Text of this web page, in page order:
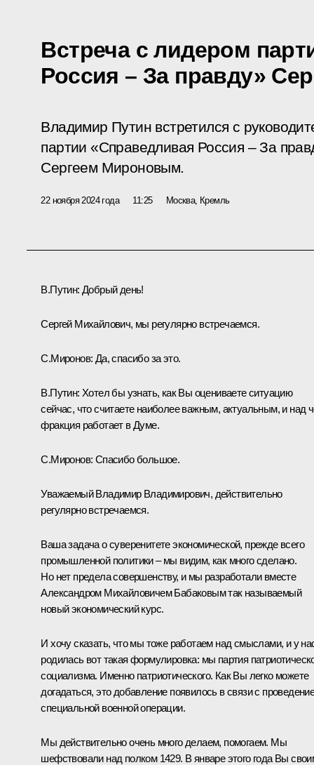
Встреча с лидером
Россия – За правду»
Владимир Путин встретился с
партии «Справедливая Россия – За
Сергеем Мироновым.
22 ноября 2024 года 11:25 Москва, Кремль
В.Путин: Добрый день!
Сергей Михайлович, мы регулярно встречаемся.
С.Миронов: Да, спасибо за это.
В.Путин: Хотел бы узнать, как Вы оцениваете ситуацию
сейчас, что считаете наиболее важным, актуальным, и над
фракция работает в Думе.
С.Миронов: Спасибо большое.
Уважаемый Владимир Владимирович, действительно
регулярно встречаемся.
Ваша задача о суверенитете экономической, прежде всего
промышленной политики – мы видим, как много сделано.
Но нет предела совершенству, и мы разработали вместе
Александром Михайловичем Бабаковым так называемый
новый экономический курс.
И хочу сказать, что мы тоже работаем над смыслами, и у
родилась вот такая формулировка: мы партия
социализма. Именно патриотического. Как Вы легко можете
догадаться, это добавление появилось в связи с
специальной военной операции.
Мы действительно очень много делаем, помогаем. Мы
шефствовали над полком 1429. В январе этого года Вы